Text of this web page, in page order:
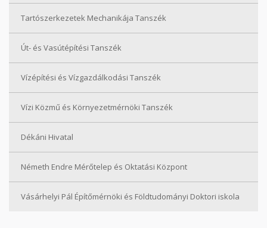
Tartószerkezetek Mechanikája Tanszék
Út- és Vasútépítési Tanszék
Vízépítési és Vízgazdálkodási Tanszék
Vízi Közmű és Környezetmérnöki Tanszék
Dékáni Hivatal
Németh Endre Mérőtelep és Oktatási Központ
Vásárhelyi Pál Építőmérnöki és Földtudományi Doktori iskola